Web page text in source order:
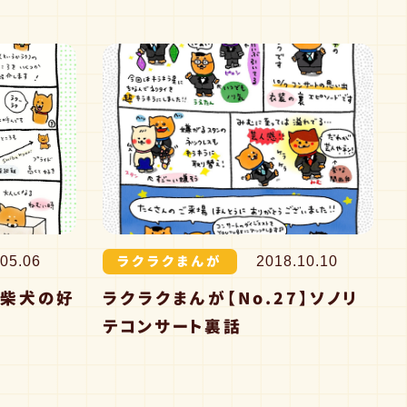
犬の好
ラクラクまんが 2018.10.10
ラクラクまんが【No.27】ソノリ
テコンサート裏話